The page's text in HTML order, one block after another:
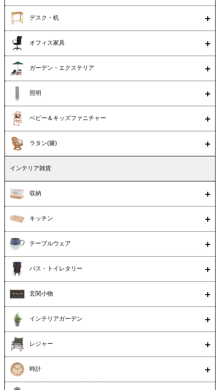
デスク・机
オフィス家具
ガーデン・エクステリア
照明
ベビー＆キッズファニチャー
ラタン(籐)
インテリア雑貨
収納
キッチン
テーブルウェア
バス・トイレタリー
玄関小物
インテリアガーデン
レジャー
時計